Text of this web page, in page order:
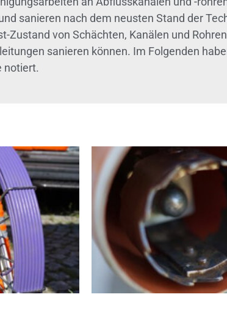
sanieren nach dem neusten Stand der
Zustand von Schächten, Kanälen und
sanieren können. Im Folgenden
notiert.